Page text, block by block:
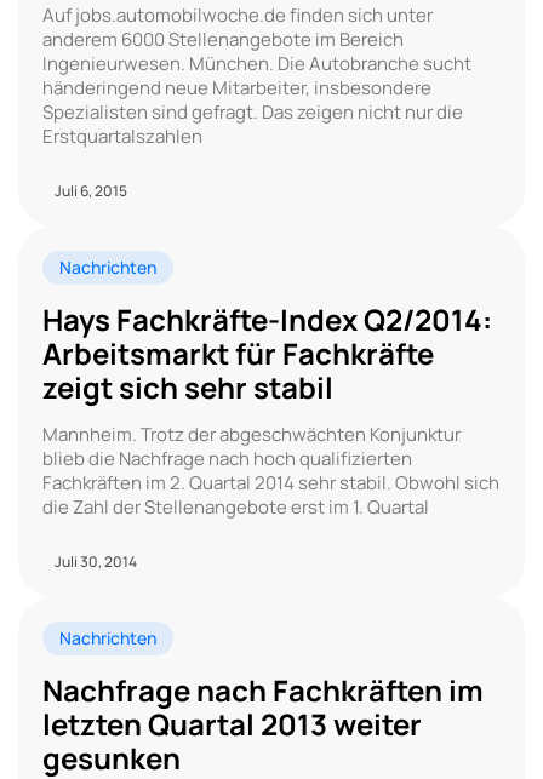
Auf jobs.automobilwoche.de finden sich unter
anderem 6000 Stellenangebote im Bereich
Ingenieurwesen. München. Die Autobranche sucht
händeringend neue Mitarbeiter, insbesondere
Spezialisten sind gefragt. Das zeigen nicht nur die
Erstquartalszahlen
Juli 6, 2015
Nachrichten
Hays Fachkräfte-Index Q2/2014:
Arbeitsmarkt für Fachkräfte
zeigt sich sehr stabil
Mannheim. Trotz der abgeschwächten Konjunktur
blieb die Nachfrage nach hoch qualifizierten
Fachkräften im 2. Quartal 2014 sehr stabil. Obwohl sich
die Zahl der Stellenangebote erst im 1. Quartal
Juli 30, 2014
Nachrichten
Nachfrage nach Fachkräften im
letzten Quartal 2013 weiter
gesunken